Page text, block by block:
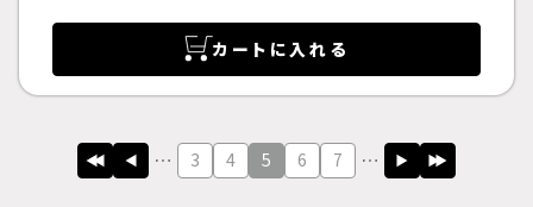
カートに入れる
3 4 5 6 7